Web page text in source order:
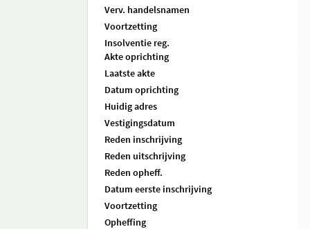
Verv. handelsnamen
Voortzetting
Insolventie reg.
Akte oprichting
Laatste akte
Datum oprichting
Huidig adres
Vestigingsdatum
Reden inschrijving
Reden uitschrijving
Reden opheff.
Datum eerste inschrijving
Voortzetting
Opheffing